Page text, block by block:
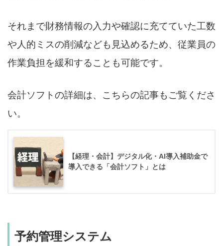
それまで財務情報の入力や確認に充てていた工数
や人的ミスの削減なども見込めるため、従業員の
作業負担を緩和することも可能です。
会計ソフトの詳細は、こちらの記事もご覧くださ
い。
【経理・会計】デジタル化・AI導入補助金で
導入できる「会計ソフト」とは
予約管理システム